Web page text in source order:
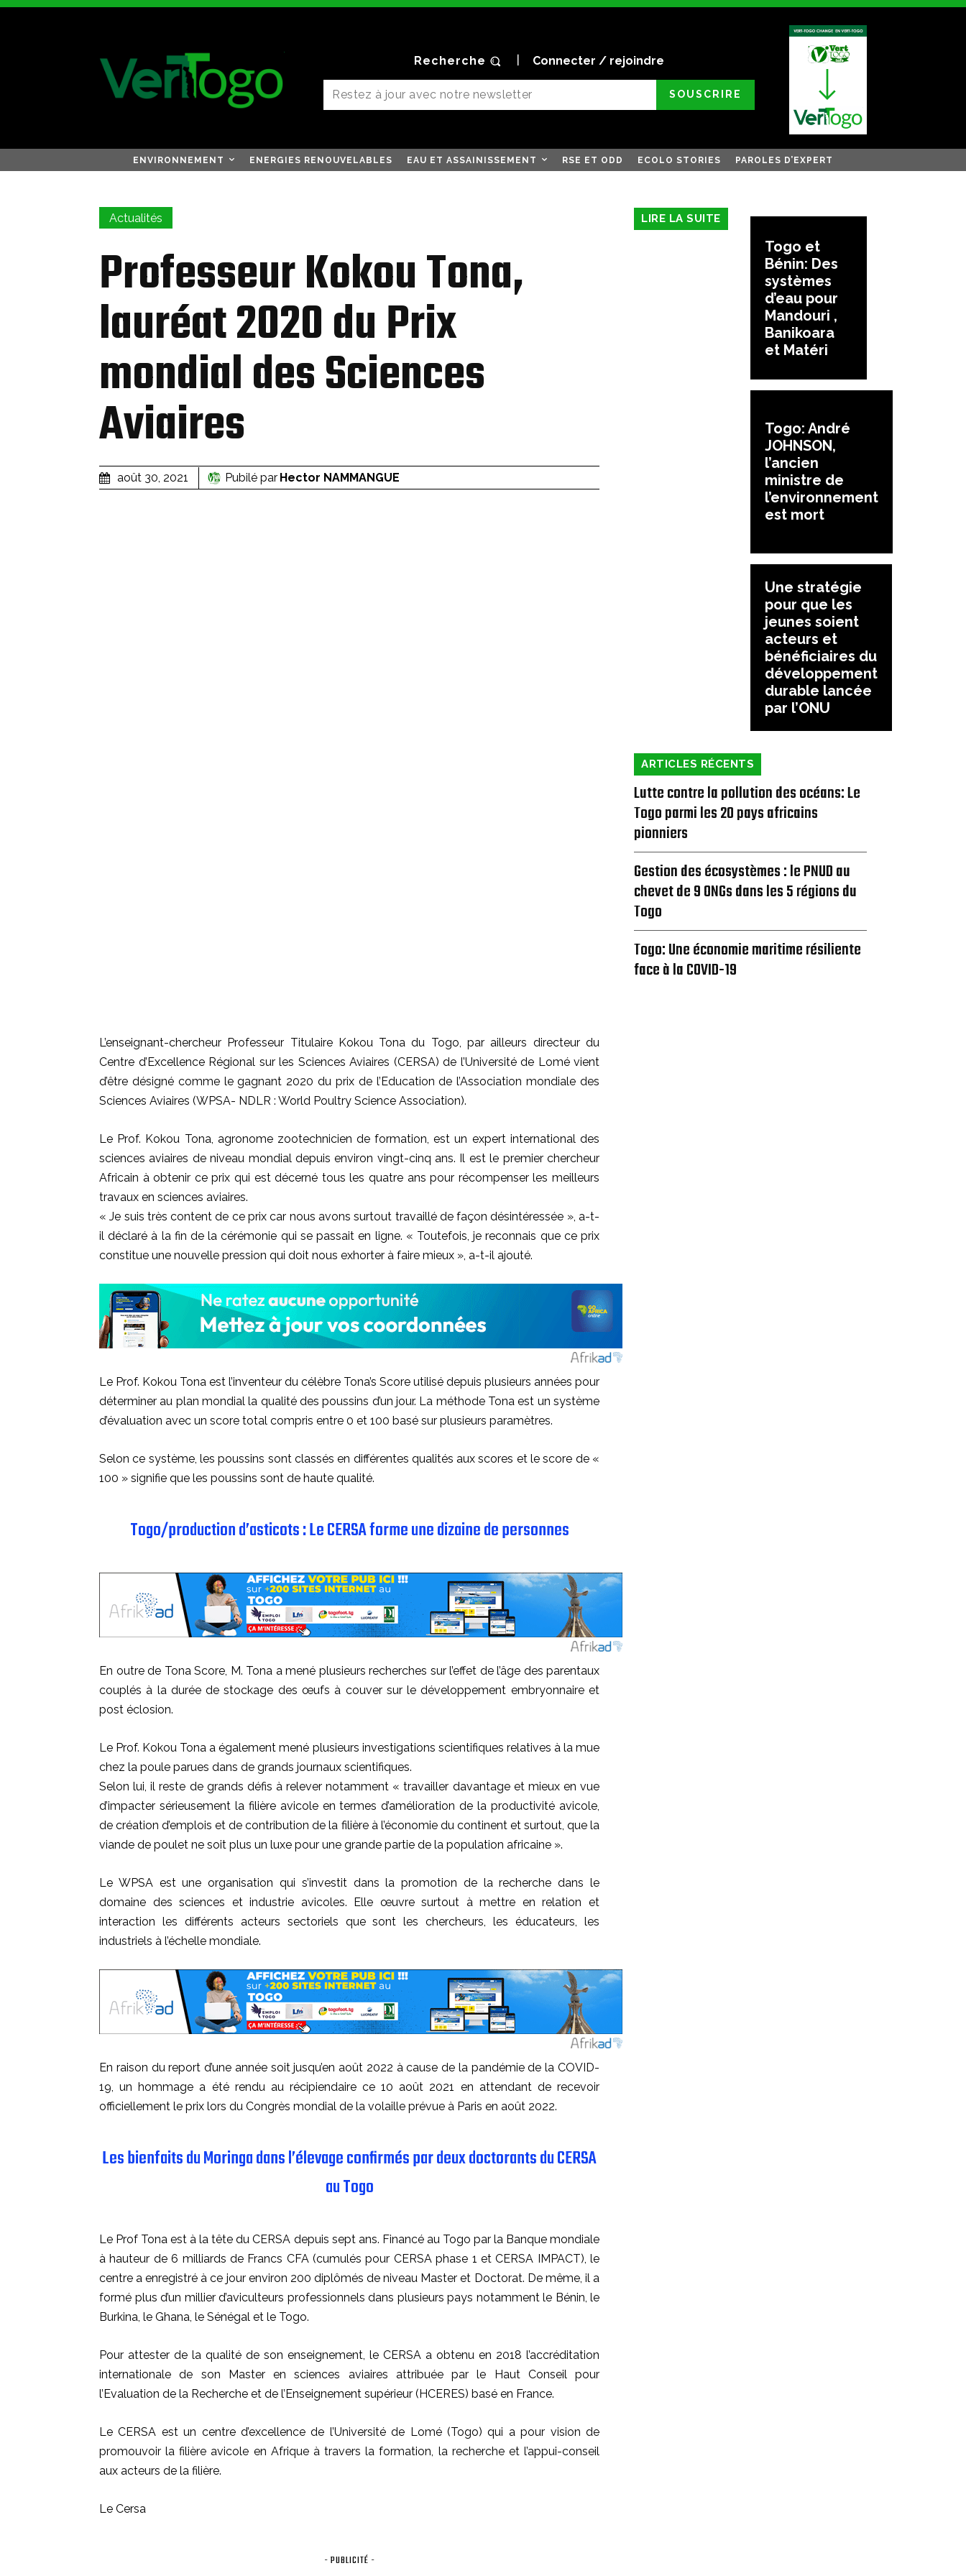
Recherche Connecter / rejoindre
SOUSCRIRE
ENVIRONNEMENT ENERGIES RENOUVELABLES EAU ET ASSAINISSEMENT RSE ET ODD ECOLO STORIES PAROLES D’EXPERT
Actualités
Professeur Kokou Tona,
lauréat 2020 du Prix
mondial des Sciences
Aviaires
août 30, 2021 Pubilé par Hector NAMMANGUE
L’enseignant-chercheur Professeur Titulaire Kokou Tona du Togo, par ailleurs directeur du
Centre d’Excellence Régional sur les Sciences Aviaires (CERSA) de l’Université de Lomé vient
d’être désigné comme le gagnant 2020 du prix de l’Education de l’Association mondiale des
Sciences Aviaires (WPSA- NDLR : World Poultry Science Association).
Le Prof. Kokou Tona, agronome zootechnicien de formation, est un expert international des
sciences aviaires de niveau mondial depuis environ vingt-cinq ans. Il est le premier chercheur
Africain à obtenir ce prix qui est décerné tous les quatre ans pour récompenser les meilleurs
travaux en sciences aviaires.
« Je suis très content de ce prix car nous avons surtout travaillé de façon désintéressée », a-t-
il déclaré à la fin de la cérémonie qui se passait en ligne. « Toutefois, je reconnais que ce prix
constitue une nouvelle pression qui doit nous exhorter à faire mieux », a-t-il ajouté.
Le Prof. Kokou Tona est l’inventeur du célèbre Tona’s Score utilisé depuis plusieurs années pour
déterminer au plan mondial la qualité des poussins d’un jour. La méthode Tona est un système
d’évaluation avec un score total compris entre 0 et 100 basé sur plusieurs paramètres.
Selon ce système, les poussins sont classés en différentes qualités aux scores et le score de «
100 » signifie que les poussins sont de haute qualité.
Togo/production d’asticots : Le CERSA forme une dizaine de personnes
En outre de Tona Score, M. Tona a mené plusieurs recherches sur l’effet de l’âge des parentaux
couplés à la durée de stockage des œufs à couver sur le développement embryonnaire et
post éclosion.
Le Prof. Kokou Tona a également mené plusieurs investigations scientifiques relatives à la mue
chez la poule parues dans de grands journaux scientifiques.
Selon lui, il reste de grands défis à relever notamment « travailler davantage et mieux en vue
d’impacter sérieusement la filière avicole en termes d’amélioration de la productivité avicole,
de création d’emplois et de contribution de la filière à l’économie du continent et surtout, que la
viande de poulet ne soit plus un luxe pour une grande partie de la population africaine ».
Le WPSA est une organisation qui s’investit dans la promotion de la recherche dans le
domaine des sciences et industrie avicoles. Elle œuvre surtout à mettre en relation et
interaction les différents acteurs sectoriels que sont les chercheurs, les éducateurs, les
industriels à l’échelle mondiale.
En raison du report d’une année soit jusqu’en août 2022 à cause de la pandémie de la COVID-
19, un hommage a été rendu au récipiendaire ce 10 août 2021 en attendant de recevoir
officiellement le prix lors du Congrès mondial de la volaille prévue à Paris en août 2022.
Les bienfaits du Moringa dans l’élevage confirmés par deux doctorants du CERSA
au Togo
Le Prof Tona est à la tête du CERSA depuis sept ans. Financé au Togo par la Banque mondiale
à hauteur de 6 milliards de Francs CFA (cumulés pour CERSA phase 1 et CERSA IMPACT), le
centre a enregistré à ce jour environ 200 diplômés de niveau Master et Doctorat. De même, il a
formé plus d’un millier d’aviculteurs professionnels dans plusieurs pays notamment le Bénin, le
Burkina, le Ghana, le Sénégal et le Togo.
Pour attester de la qualité de son enseignement, le CERSA a obtenu en 2018 l’accréditation
internationale de son Master en sciences aviaires attribuée par le Haut Conseil pour
l’Evaluation de la Recherche et de l’Enseignement supérieur (HCERES) basé en France.
Le CERSA est un centre d’excellence de l’Université de Lomé (Togo) qui a pour vision de
promouvoir la filière avicole en Afrique à travers la formation, la recherche et l’appui-conseil
aux acteurs de la filière.
Le Cersa
- PUBLICITÉ -
LIRE LA SUITE
Togo et
Bénin: Des
systèmes
d’eau pour
Mandouri ,
Banikoara
et Matéri
Togo: André
JOHNSON,
l’ancien
ministre de
l’environnement
est mort
Une stratégie
pour que les
jeunes soient
acteurs et
bénéficiaires du
développement
durable lancée
par l’ONU
ARTICLES RÉCENTS
Lutte contre la pollution des océans: Le
Togo parmi les 20 pays africains
pionniers
Gestion des écosystèmes : le PNUD au
chevet de 9 ONGs dans les 5 régions du
Togo
Togo: Une économie maritime résiliente
face à la COVID-19